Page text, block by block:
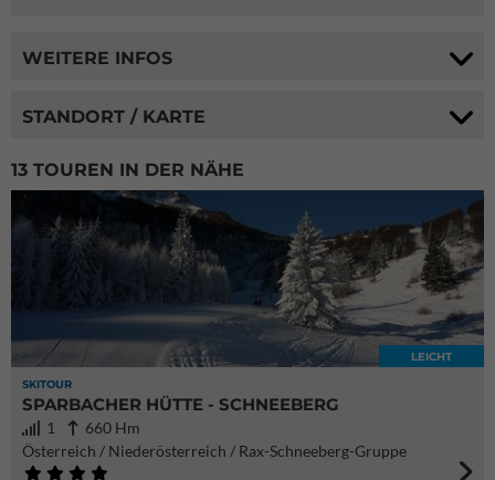
WEITERE INFOS
STANDORT / KARTE
13 TOUREN IN DER NÄHE
SKITOUR
LEICHT
SPARBACHER HÜTTE - SCHNEEBERG
1
660 Hm
Österreich / Niederösterreich / Rax-Schneeberg-Gruppe